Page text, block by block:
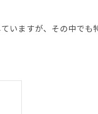
いますが、その中でも